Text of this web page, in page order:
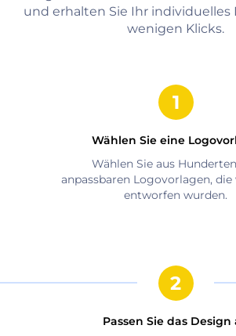
und erhalten Sie Ihr
wenigen Klicks.
Wählen Sie eine
Wählen Sie aus
anpassbaren Logovorlagen,
entworfen wurden.
Passen Sie das Design